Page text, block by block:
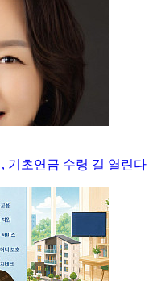
기초연금 수령 길 열린다